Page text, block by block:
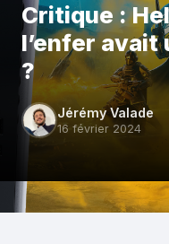
Critique :
l’enfer avait
?
Jérémy Valade
16 février 2024